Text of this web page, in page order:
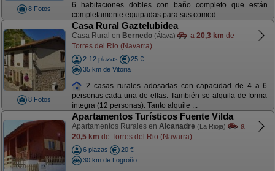
8 Fotos
6 habitaciones dobles con baño completo que están
completamente equipadas para sus comod ...
8 Fotos
Casa Rural Gaztelubidea
Casa Rural en Bernedo (Álava) a 20,3 km de
Torres del Rio (Navarra)
2-12 plazas
25 €
35 km de Vitoria
2 casas rurales adosadas con capacidad de 4 a 6
personas cada una de ellas. También se alquila de forma
íntegra (12 personas). Tanto alquile ...
Apartamentos Turísticos Fuente Vilda
Apartamentos Rurales en Alcanadre (La Rioja)
a
20,5 km de Torres del Rio (Navarra)
6 plazas
20 €
30 km de Logroño